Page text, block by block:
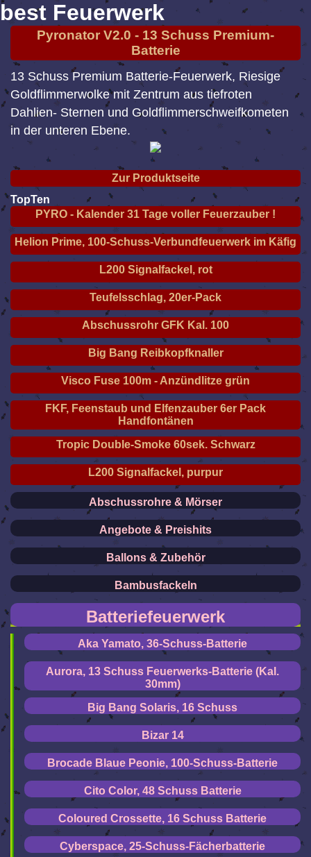
best Feuerwerk
Pyronator V2.0 - 13 Schuss Premium-
Batterie
13 Schuss Premium Batterie-Feuerwerk, Riesige
Goldflimmerwolke mit Zentrum aus tiefroten
Dahlien- Sternen und Goldflimmerschweifkometen
in der unteren Ebene.
Zur Produktseite
TopTen
PYRO - Kalender 31 Tage voller Feuerzauber !
Helion Prime, 100-Schuss-Verbundfeuerwerk im Käfig
L200 Signalfackel, rot
Teufelsschlag, 20er-Pack
Abschussrohr GFK Kal. 100
Big Bang Reibkopfknaller
Visco Fuse 100m - Anzündlitze grün
FKF, Feenstaub und Elfenzauber 6er Pack
Handfontänen
Tropic Double-Smoke 60sek. Schwarz
L200 Signalfackel, purpur
Abschussrohre & Mörser
Angebote & Preishits
Ballons & Zubehör
Bambusfackeln
Batteriefeuerwerk
Aka Yamato, 36-Schuss-Batterie
Aurora, 13 Schuss Feuerwerks-Batterie (Kal.
30mm)
Big Bang Solaris, 16 Schuss
Bizar 14
Brocade Blaue Peonie, 100-Schuss-Batterie
Cito Color, 48 Schuss Batterie
Coloured Crossette, 16 Schuss Batterie
Cyberspace, 25-Schuss-Fächerbatterie